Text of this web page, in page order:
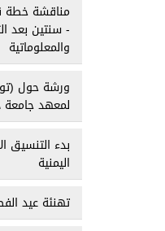
مناقشة خطة
- سنتين بعد
والمعلوماتية
ورشة حول
لمعهد جامعة
بدء التنسيق
اليمنية
تهنئة عيد